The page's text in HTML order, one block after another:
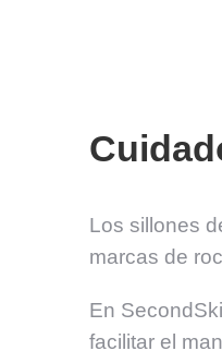
Los sillones
marcas de
En
facilitar el